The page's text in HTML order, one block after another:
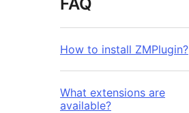
How to install ZMPlugin?
What extensions are
available?